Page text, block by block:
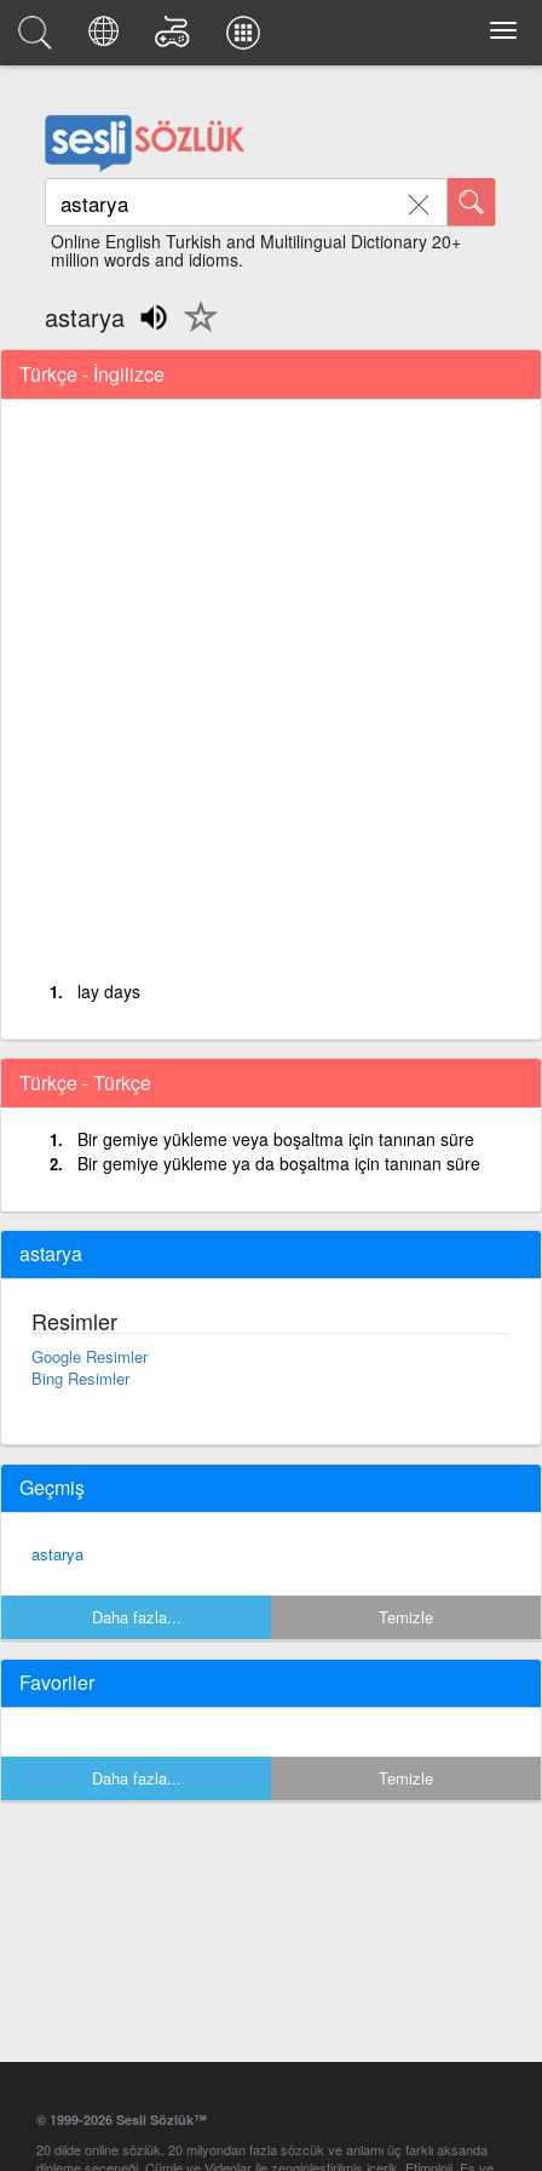
Online English Turkish and Multilingual Dictionary 20+
million words and idioms.
astarya
Türkçe - İngilizce
lay days
Türkçe - Türkçe
Bir gemiye yükleme veya boşaltma için tanınan süre
Bir gemiye yükleme ya da boşaltma için tanınan süre
astarya
Resimler
Google Resimler
Bing Resimler
Geçmiş
astarya
Daha fazla... Temizle
Favoriler
Daha fazla... Temizle
© 1999-2026 Sesli Sözlük™
20 dilde online sözlük. 20 milyondan fazla sözcük ve anlamı üç farklı aksanda